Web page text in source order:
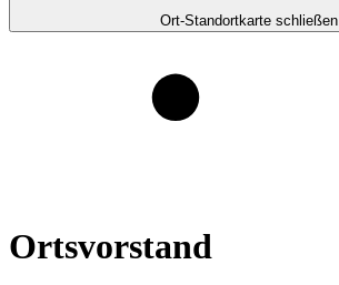
Ort-Standortkarte schließen
Ortsvorstand